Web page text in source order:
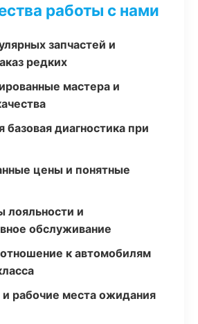
работы с нами
запчастей и
редких
мастера и
базовая диагностика при
цены и понятные
лояльности и
обслуживание
к автомобилям
рабочие места ожидания